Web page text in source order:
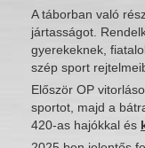
A táborban való
jártasságot.
gyerekeknek,
szép sport
Először OP
sportot, majd a
420-as hajókkal és